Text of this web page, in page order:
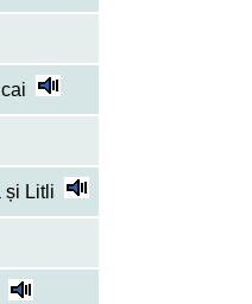
și Litli